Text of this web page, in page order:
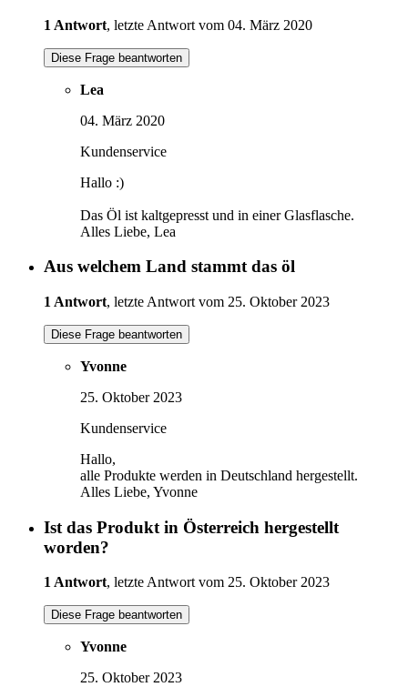
1 Antwort, letzte Antwort vom 04. März 2020
Diese Frage beantworten
Lea
04. März 2020
Kundenservice
Hallo :)
Das Öl ist kaltgepresst und in einer Glasflasche.
Alles Liebe, Lea
Aus welchem Land stammt das öl
1 Antwort, letzte Antwort vom 25. Oktober 2023
Diese Frage beantworten
Yvonne
25. Oktober 2023
Kundenservice
Hallo,
alle Produkte werden in Deutschland hergestellt.
Alles Liebe, Yvonne
Ist das Produkt in Österreich hergestellt
worden?
1 Antwort, letzte Antwort vom 25. Oktober 2023
Diese Frage beantworten
Yvonne
25. Oktober 2023